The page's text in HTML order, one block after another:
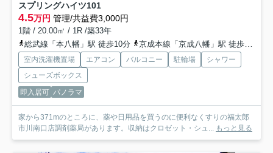
スプリングハイツ101
4.5万円 管理/共益費3,000円
1階 / 20.00㎡ / 1R /築33年
総武線「本八幡」駅 徒歩10分
京成本線「京成八幡」駅 徒歩6分
室内洗濯機置場 エアコン バルコニー 駐輪場
シャワー
シューズボックス
即入居可 パノラマ
家から371mのところに、薬や日用品を買うのに便利なくすりの福太郎
市川南口店調剤薬局があります。収納はクロゼット・シュ... もっと見る